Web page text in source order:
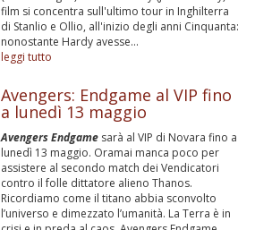
film si concentra sull'ultimo tour in Inghilterra
di Stanlio e Ollio, all'inizio degli anni Cinquanta:
nonostante Hardy avesse...
leggi tutto
Avengers: Endgame al VIP fino
a lunedì 13 maggio
Avengers Endgame sarà al VIP di Novara fino a
lunedì 13 maggio. Oramai manca poco per
assistere al secondo match dei Vendicatori
contro il folle dittatore alieno Thanos.
Ricordiamo come il titano abbia sconvolto
l’universo e dimezzato l’umanità. La Terra è in